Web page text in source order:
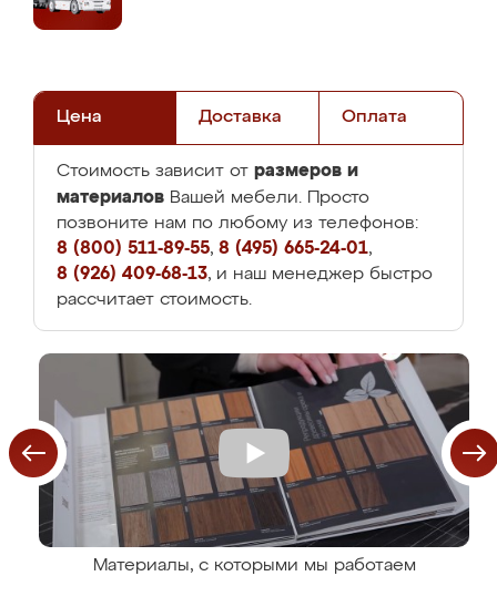
Цена Доставка Оплата
Стоимость зависит от размеров и
материалов Вашей мебели. Просто
позвоните нам по любому из телефонов:
8 (800) 511-89-55, 8 (495) 665-24-01,
8 (926) 409-68-13, и наш менеджер быстро
рассчитает стоимость.
Материалы, с которыми мы работаем